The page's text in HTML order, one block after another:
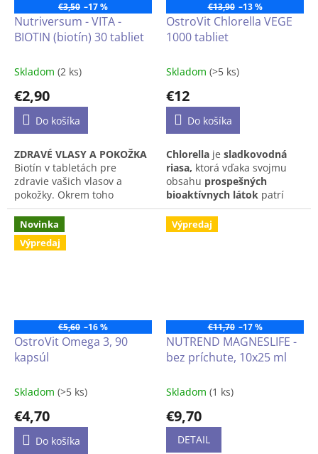
ľudí, ktorí hľadajúprírodnú
podporu mozgovej činnosti,
koncentrácie a pamäti– a
€3,50 –17 %
Nutriversum - VITA -
BIOTIN (biotín) 30 tabliet
Skladom (2 ks)
€2,90
Do košíka
ZDRAVÉ VLASY A POKOŽKA
Biotín v tabletách pre
zdravie vašich vlasov a
pokožky. Okrem toho
zohráva dôležitú úlohu v
mnohých metabolických
procesoch v tele.
€13,90 –13 %
OstroVit Chlorella VEGE
1000 tabliet
Skladom (>5 ks)
€12
Do košíka
Chlorella je sladkovodná
riasa, ktorá vďaka svojmu
obsahu prospešných
bioaktívnych látok patrí
medzisuperpotraviny. Spája
sa sprečistením tela
oceníte ju aj pri starostlivosti
Novinka
Výpredaj
€5,60 –16 %
OstroVit Omega 3, 90
kapsúl
Skladom (>5 ks)
€4,70
Do košíka
Výpredaj
€11,70 –17 %
NUTREND MAGNESLIFE -
bez príchute, 10x25 ml
Skladom (1 ks)
€9,70
DETAIL